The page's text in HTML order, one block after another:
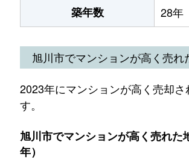
築年数 28年
旭川市でマンションが高く売れ
2023年にマンションが高く売却
す。
旭川市でマンションが高く売れた
年）